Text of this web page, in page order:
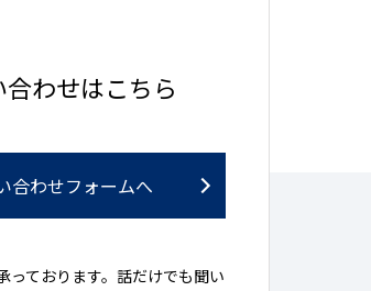
合わせはこちら
合わせフォームへ
っております。話だけでも聞い